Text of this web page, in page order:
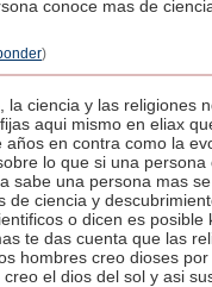
conoce mas de
)
ciencia y las religiones
aqui mismo en eliax
en contra como la
lo que si una
sabe una persona mas
ciencia y
o dicen es
te das cuenta que las
hombres creo dioses
el dios del sol y asi